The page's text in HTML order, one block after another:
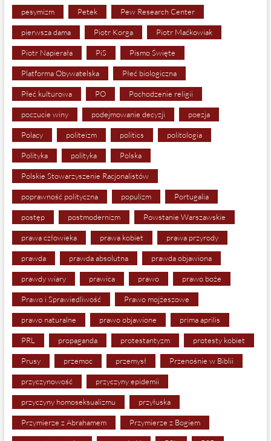
pesymizm Petek Pew Research Center
pierwsza dama Piotr Korga Piotr Maćkowiak
Piotr Napierała PiS Pismo Święte
Platforma Obywatelska Płeć biologiczna
Płeć kulturowa PO Pochodzenie religii
poczucie winy podejmowanie decyzji poezja
Polacy politeizm politics politologia
Polityka polityka Polska
Polskie Stowarzyszenie Racjonalistów
poprawność polityczna populizm Portugalia
postęp postmodernizm Powstanie Warszawskie
prawa człowieka prawa kobiet prawa przyrody
prawda prawda absolutna prawda objawiona
prawdy wiary prawica prawo prawo boże
Prawo i Sprawiedliwość Prawo mojżeszowe
prawo naturalne prawo objawione prima aprilis
PRL propaganda protestantyzm protesty kobiet
Prusy przemoc przemysł Przenośnie w Biblii
przyczynowość przyczyny epidemii
przyczyny homoseksualizmu przyłuska
Przymierze z Abrahamem Przymierze z Bogiem